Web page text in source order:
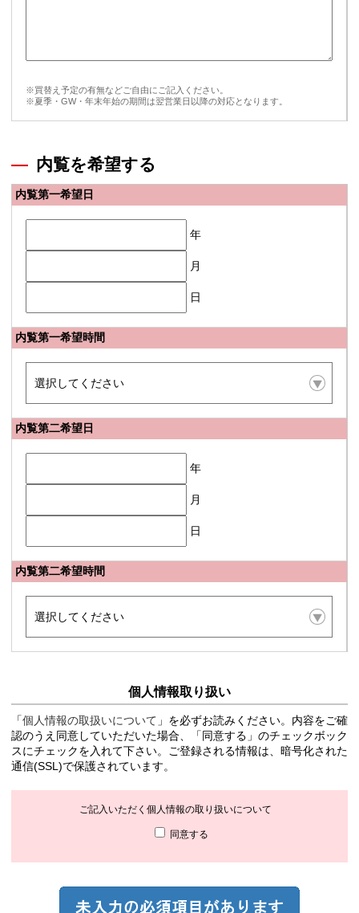
※買替え予定の有無などご自由にご記入ください。
※夏季・GW・年末年始の期間は翌営業日以降の対応となります。
内覧を希望する
内覧第一希望日
年
月
日
内覧第一希望時間
内覧第二希望日
年
月
日
内覧第二希望時間
個人情報取り扱い
「個人情報の取扱いについて 」を必ずお読みください。内容をご確
認のうえ同意していただいた場合、「同意する」のチェックボック
スにチェックを入れて下さい。ご登録される情報は、暗号化された
通信(SSL)で保護されています。
ご記入いただく個人情報の取り扱いについて
同意する